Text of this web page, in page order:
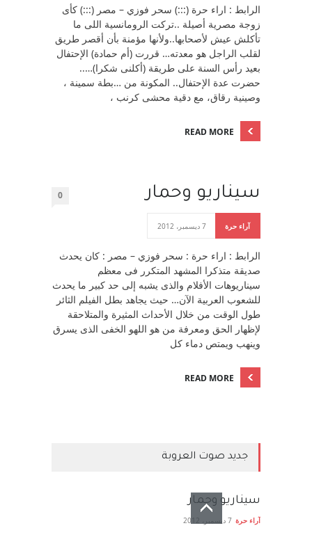
الرابط : اراء حرة (:::) سحر فوزي – مصر (:::) كأى
زوجة مصرية أصيلة ..تركت الرومانسية اللى ما
تأكلش عيش لأصحابها..ولأنها مؤمنة بأن أقصر طريق
لقلب الراجل هو معدته… قررت (أم حمادة) الإحتفال
بعيد رأس السنة على طريقة (أكلنى شكرا)…..
حضرت عدة الإحتفال.. المكونة من …بطة سمينة ،
وصينية رقاق، مع دقية محشى كرنب ،
READ MORE
سيناريو وحمار 0
آراء حرة 7 ديسمبر، 2012
الرابط : اراء حرة : سحر فوزي – مصر : كان يحدث
صديقة متذكرا المشهد المتكرر فى معظم
سيناريوهات الأفلام والذى يشبه إلى حد كبير ما يحدث
للشعوب العربية الآن… حيث يجاهد بطل الفيلم الثائر
طول الوقت من خلال الأحداث المثيرة والمتلاحقة
لإظهار الحق ومعرفة من هو اللهو الخفى الذى يسرق
وينهب ويمتص دماء كل
READ MORE
جديد صوت العروبة
سيناريو وحمار
آراء حرة 7 ديسمبر، 2012